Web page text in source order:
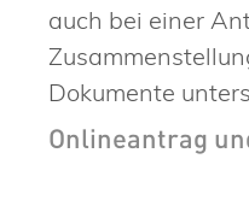
auch bei einer
Dokumente
Onlineantrag